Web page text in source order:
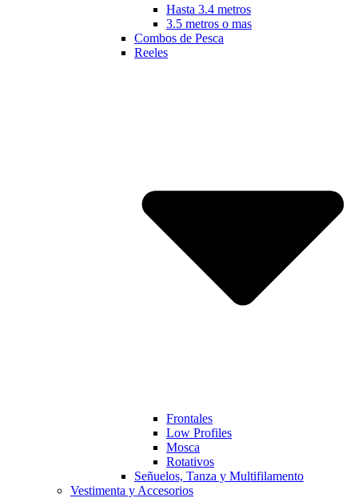
Hasta 3.4 metros
3.5 metros o mas
Combos de Pesca
Reeles
Frontales
Low Profiles
Mosca
Rotativos
Señuelos, Tanza y Multifilamento
Vestimenta y Accesorios